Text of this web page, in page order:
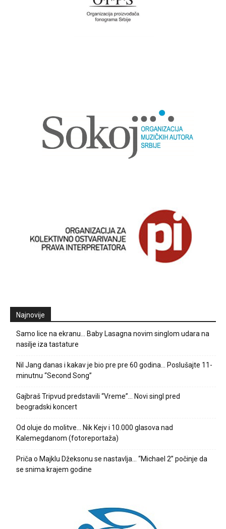
Najnovije
Samo lice na ekranu… Baby Lasagna novim singlom udara na
nasilje iza tastature
Nil Jang danas i kakav je bio pre pre 60 godina… Poslušajte 11-
minutnu “Second Song”
Gajbraš Tripvud predstavili “Vreme”… Novi singl pred
beogradski koncert
Od oluje do molitve… Nik Kejv i 10.000 glasova nad
Kalemegdanom (fotoreportaža)
Priča o Majklu Džeksonu se nastavlja… “Michael 2” počinje da
se snima krajem godine